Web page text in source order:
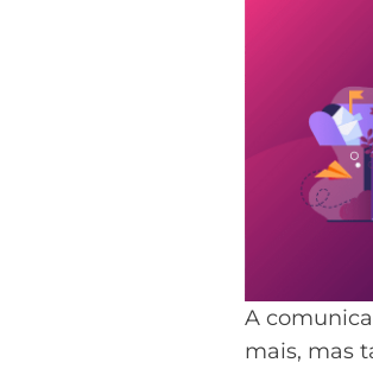
A
mais, mas